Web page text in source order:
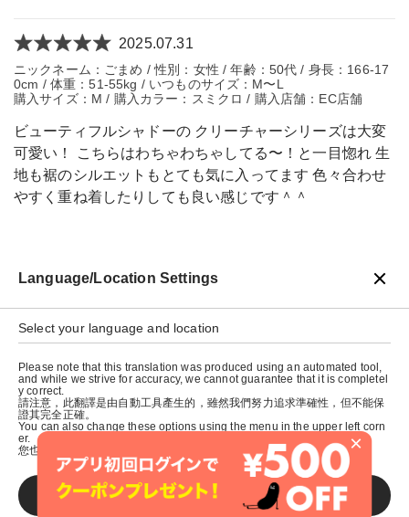
2025.07.31
ニックネーム：ごまめ / 性別：女性 / 年齢：50代 / 身長：166-17
0cm / 体重：51-55kg / いつものサイズ：M〜L
購入サイズ：M / 購入カラー：スミクロ / 購入店舗：EC店舗
ビューティフルシャドーの クリーチャーシリーズは大変
可愛い！ こちらはわちゃわちゃしてる〜！と一目惚れ 生
地も裾のシルエットもとても気に入ってます 色々合わせ
やすく重ね着したりしても良い感じです＾＾
×
Language/Location Settings
Select your language and location
Please note that this translation was produced using an automated tool,
and while we strive for accuracy, we cannot guarantee that it is completel
y correct.
請注意，此翻譯是由自動工具產生的，雖然我們努力追求準確性，但不能保
證其完全正確。
You can also change these options using the menu in the upper left corn
er.
您也可以使用左上角的選單來更改這些選項。
SAVE